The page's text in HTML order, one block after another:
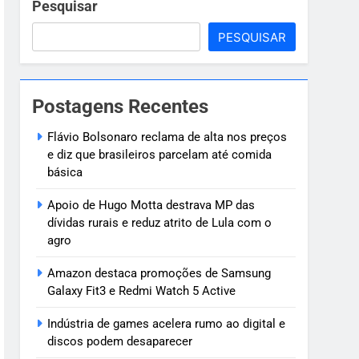
criança de 7
Pesquisar
PESQUISAR
Postagens Recentes
Flávio Bolsonaro reclama de alta nos preços
e diz que brasileiros parcelam até comida
básica
Apoio de Hugo Motta destrava MP das
dívidas rurais e reduz atrito de Lula com o
agro
Amazon destaca promoções de Samsung
Galaxy Fit3 e Redmi Watch 5 Active
Indústria de games acelera rumo ao digital e
discos podem desaparecer